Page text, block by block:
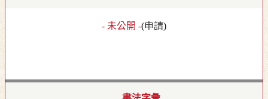
- 未公開 -(申請)